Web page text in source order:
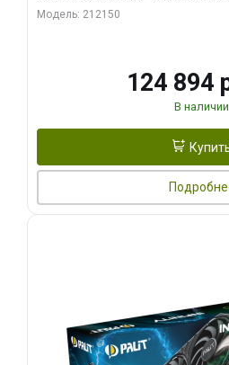
Модель: 212150
124 894
В наличии